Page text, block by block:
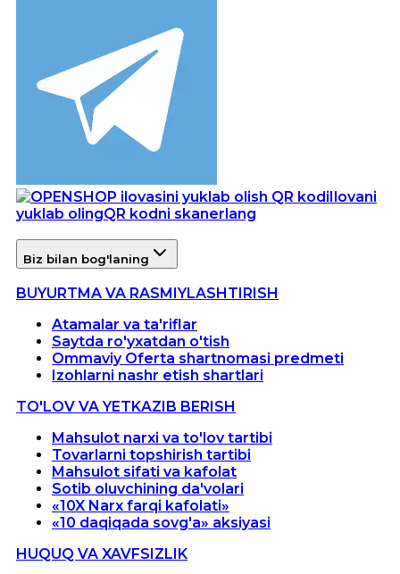
Ilovani
yuklab olingQR kodni skanerlang
Biz bilan bog'laning
BUYURTMA VA RASMIYLASHTIRISH
Atamalar va ta'riflar
Saytda ro'yxatdan o'tish
Ommaviy Oferta shartnomasi predmeti
Izohlarni nashr etish shartlari
TO'LOV VA YETKAZIB BERISH
Mahsulot narxi va to'lov tartibi
Tovarlarni topshirish tartibi
Mahsulot sifati va kafolat
Sotib oluvchining da'volari
«10X Narx farqi kafolati»
«10 daqiqada sovg'a» aksiyasi
HUQUQ VA XAVFSIZLIK